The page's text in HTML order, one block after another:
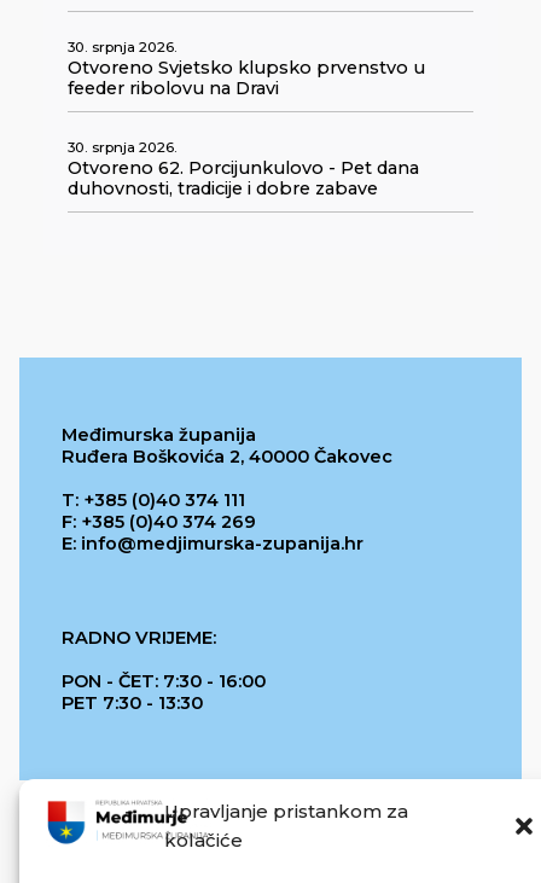
Upravljanje pristankom za
kolačiće
30. srpnja 2026.
Otvoreno Svjetsko klupsko prvenstvo u
feeder ribolovu na Dravi
30. srpnja 2026.
Otvoreno 62. Porcijunkulovo - Pet dana
duhovnosti, tradicije i dobre zabave
Međimurska županija
Ruđera Boškovića 2, 40000 Čakovec
T: +385 (0)40 374 111
F: +385 (0)40 374 269
E: info@medjimurska-zupanija.hr
RADNO VRIJEME:
PON - ČET: 7:30 - 16:00
PET 7:30 - 13:30